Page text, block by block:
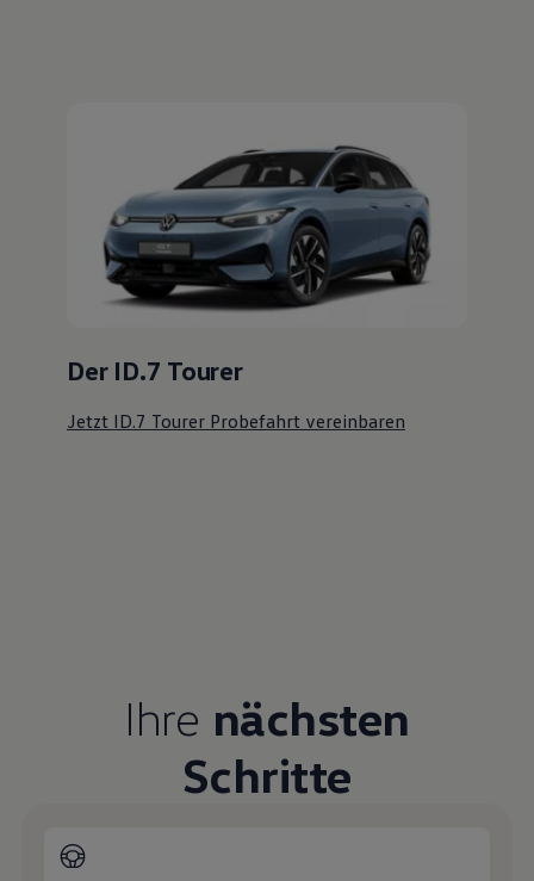
Der ID.7 Tourer
Jetzt ID.7 Tourer Probefahrt vereinbaren
Probefahrt vereinbaren
Fahrzeugangebot anfordern